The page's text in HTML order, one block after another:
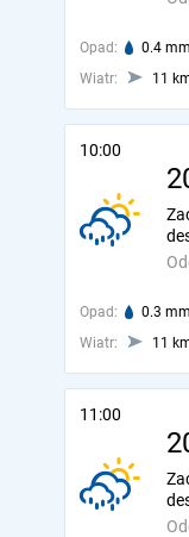
Opad: 0.4 mm
Wiatr:
11
10:00
Opad: 0.3 mm
Wiatr:
11
11:00